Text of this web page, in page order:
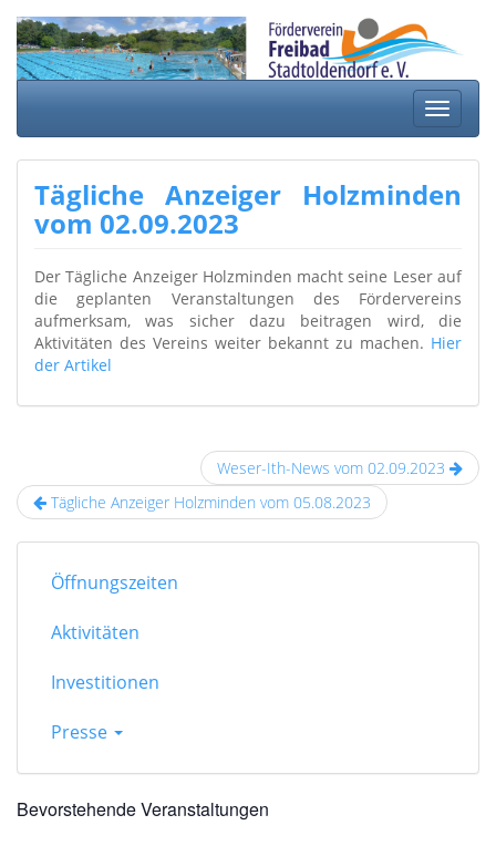
zum
Inhalt
Schalte
Tägliche Anzeiger Holzminden
vom 02.09.2023
Der Tägliche Anzeiger Holzminden macht seine Leser auf
die geplanten Veranstaltungen des Fördervereins
aufmerksam, was sicher dazu beitragen wird, die
Aktivitäten des Vereins weiter bekannt zu machen. Hier
der Artikel
Weser-Ith-News vom 02.09.2023
Tägliche Anzeiger Holzminden vom 05.08.2023
Öffnungszeiten
Aktivitäten
Investitionen
Presse
Bevorstehende Veranstaltungen